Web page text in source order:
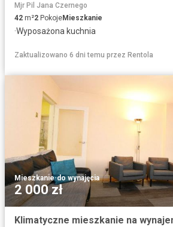
Mjr Pil Jana Czernego
42 m²2 PokojeMieszkanie
·Wyposażona kuchnia
Zaktualizowano 6 dni temu przez Rentola
Mieszkanie·do wynajęcia
2 000 zł